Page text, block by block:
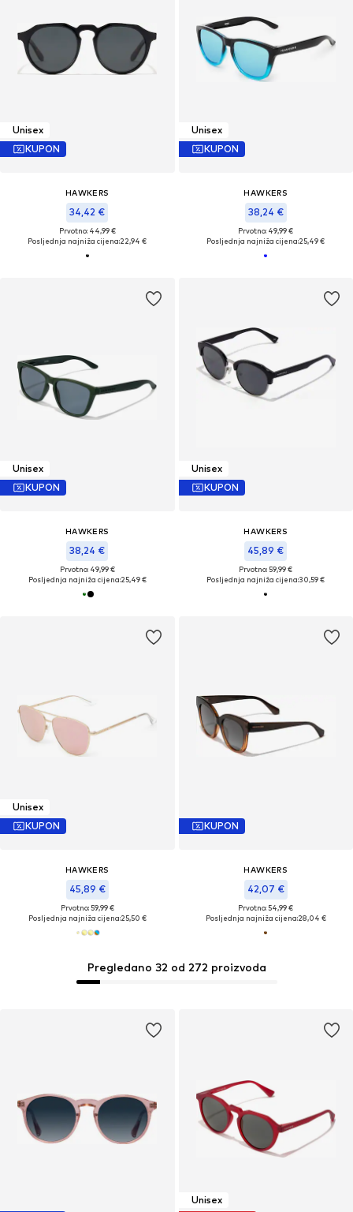
Unisex
KUPON
HAWKERS
34,42 €
Prvotno: 44,99 €
Posljednja najniža cijena:22,94 €
Unisex
KUPON
HAWKERS
38,24 €
Prvotno: 49,99 €
Posljednja najniža cijena:25,49 €
Pregledano 32 od 272 proizvoda
Unisex
KUPON
HAWKERS
38,24 €
Prvotno: 49,99 €
Posljednja najniža cijena:25,49 €
Unisex
KUPON
HAWKERS
45,89 €
Prvotno: 59,99 €
Posljednja najniža cijena:30,59 €
Unisex
KUPON
HAWKERS
45,89 €
Prvotno: 59,99 €
Posljednja najniža cijena:25,50 €
KUPON
HAWKERS
42,07 €
Prvotno: 54,99 €
Posljednja najniža cijena:28,04 €
Unisex